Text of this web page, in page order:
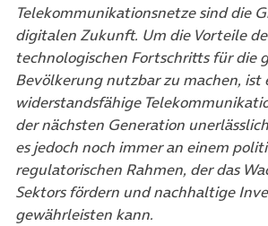
Telekommunikationsnetze sind die
digitalen Zukunft. Um die Vorteile
technologischen Fortschritts für die
Bevölkerung nutzbar zu machen, ist
widerstandsfähige
der nächsten Generation
es jedoch noch immer an einem
regulatorischen Rahmen, der das
Sektors fördern und nachhaltige
gewährleisten kann.